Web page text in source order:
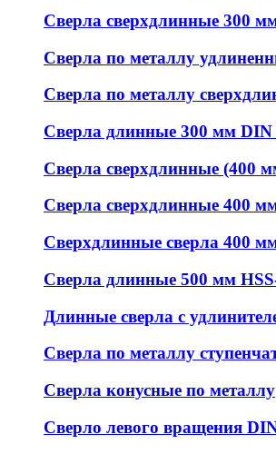
Сверла сверхдлинные 300
Сверла по металлу
Сверла по металлу
Сверла длинные 300 мм
Сверла сверхдлинные (400
Сверла сверхдлинные 400
Сверхдлинные сверла 400
Сверла длинные 500 мм
Длинные сверла с
Сверла по металлу
Сверла конусные по металлу
Сверло левого вращения